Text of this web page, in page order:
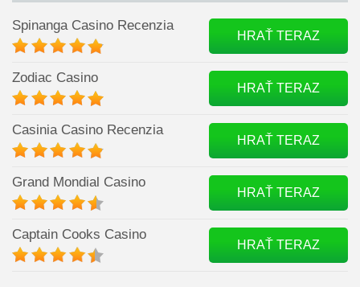
Spinanga Casino Recenzia
HRAŤ TERAZ
Zodiac Casino
HRAŤ TERAZ
Casinia Casino Recenzia
HRAŤ TERAZ
Grand Mondial Casino
HRAŤ TERAZ
Captain Cooks Casino
HRAŤ TERAZ